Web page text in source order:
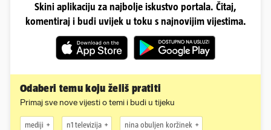
Skini aplikaciju za najbolje iskustvo portala. Čitaj,
komentiraj i budi uvijek u toku s najnovijim vijestima.
Odaberi temu koju želiš pratiti
Primaj sve nove vijesti o temi i budi u tijeku
mediji n1 televizija nina obuljen koržinek